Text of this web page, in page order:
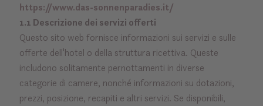
https://www.das-sonnenparadies.it/
1.1 Descrizione dei servizi offerti
Questo sito web fornisce informazioni sui servizi e sulle
offerte dell'hotel o della struttura ricettiva. Queste
includono solitamente pernottamenti in diverse
categorie di camere, nonché informazioni su dotazioni,
prezzi, posizione, recapiti e altri servizi. Se disponibili,